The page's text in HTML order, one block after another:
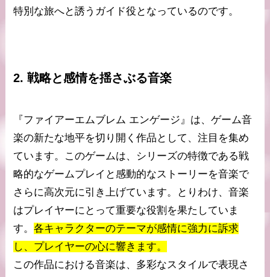
特別な旅へと誘うガイド役となっているのです。
2. 戦略と感情を揺さぶる音楽
『ファイアーエムブレム エンゲージ』は、ゲーム音
楽の新たな地平を切り開く作品として、注目を集め
ています。このゲームは、シリーズの特徴である戦
略的なゲームプレイと感動的なストーリーを音楽で
さらに高次元に引き上げています。とりわけ、音楽
はプレイヤーにとって重要な役割を果たしていま
す。各キャラクターのテーマが感情に強力に訴求
し、プレイヤーの心に響きます。
この作品における音楽は、多彩なスタイルで表現さ